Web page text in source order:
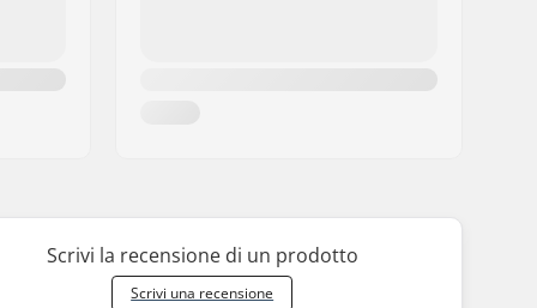
Scrivi la recensione di un prodotto
Scrivi una recensione